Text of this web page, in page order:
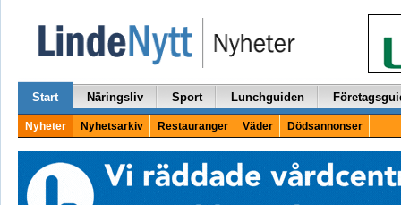
Start Näringsliv Sport Lunchguiden
Nyheter Nyhetsarkiv Restauranger Väder Dödsannonser